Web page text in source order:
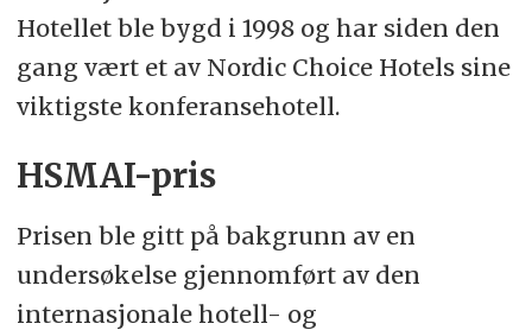
Hotellet ble bygd i 1998 og har siden den
gang vært et av Nordic Choice Hotels sine
viktigste konferansehotell.
HSMAI-pris
Prisen ble gitt på bakgrunn av en
undersøkelse gjennomført av den
internasjonale hotell- og